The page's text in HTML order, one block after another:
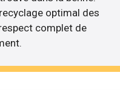
optimal des
complet de